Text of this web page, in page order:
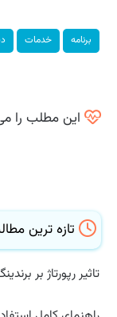
برنامه خدمات
این مطلب را
تازه ترین
تاثیر رپورتاژ بر